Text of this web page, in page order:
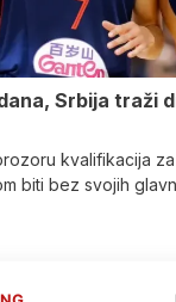
Srbija traži
kvalifikacija
biti bez svojih